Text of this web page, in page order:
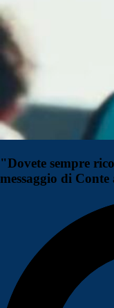
"Dovete sempre
messaggio di